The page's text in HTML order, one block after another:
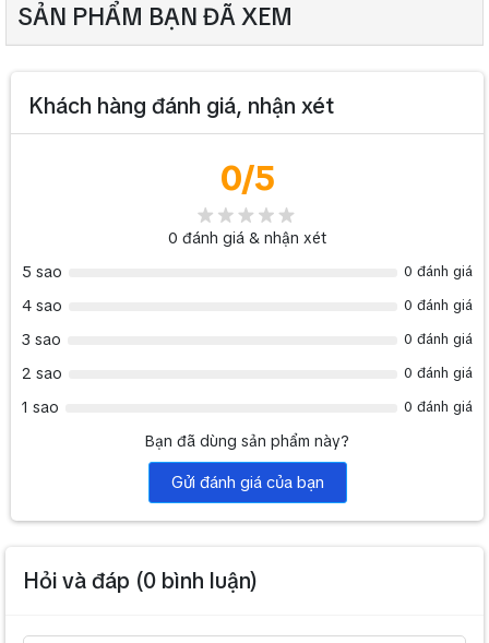
SẢN PHẨM BẠN ĐÃ XEM
Khách hàng đánh giá, nhận xét
0/5
0 đánh giá & nhận xét
5 sao
0 đánh giá
4 sao 0 đánh giá
3 sao 0 đánh giá
2 sao 0 đánh giá
1 sao 0 đánh giá
Bạn đã dùng sản phẩm này?
Gửi đánh giá của bạn
Hỏi và đáp (0 bình luận)